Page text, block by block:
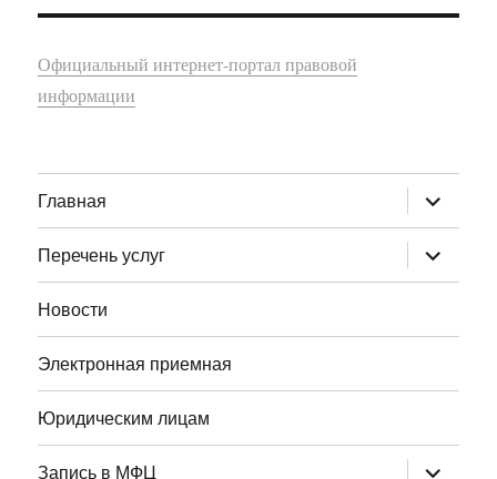
Официальный интернет-портал правовой
информации
Главная раскрыть
дочернее
меню
Перечень услуг
раскрыть
дочернее
меню
Новости
Электронная приемная
Юридическим лицам
Запись в МФЦ раскрыть